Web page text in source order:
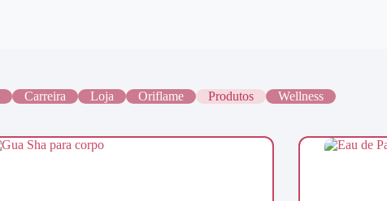
Carreira Loja Oriflame Produtos Wellness